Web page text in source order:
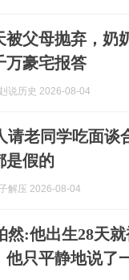
被父母抛弃，奶
万豪宅报答
说历史 2026-08-04
请老同学吃面谈
是假的
解压 2026-08-04
然:他出生28天
他只平静地说了